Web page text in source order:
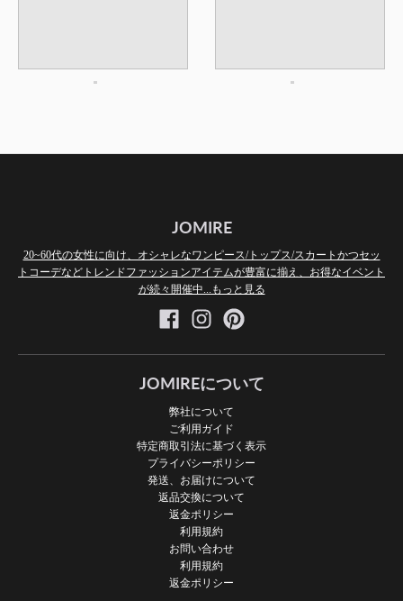
JOMIRE
20~60代の女性に向け、オシャレなワンピース/トップス/スカートかつセッ
トコーデなどトレンドファッションアイテムが豊富に揃え、お得なイベント
が続々開催中...もっと見る
JOMIREについて
弊社について
ご利用ガイド
特定商取引法に基づく表示
プライバシーポリシー
発送、お届けについて
返品交換について
返金ポリシー
利用規約
お問い合わせ
利用規約
返金ポリシー